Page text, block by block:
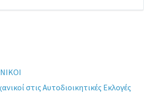
στις Αυτοδιοικητικές Εκλογές